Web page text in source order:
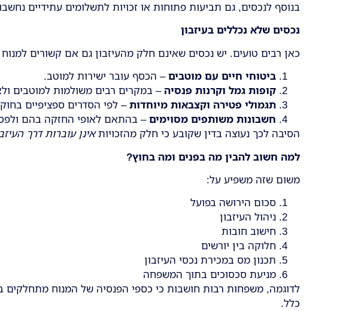
בנוסף לנכסים, גם תביעות פתוחות או זכויות לתשלומים עתידיים
נכסים שלא נכללים בעיזבון
כאן רבים טועים. יש נכסים שאינם חלק מהעיזבון גם אם קשורים
ביטוחי חיים עם מוטבים– הכסף עובר ישירות למוטב.
קופות גמל וקרנות פנסיה – במקרים רבים משולמות למוטבים
תגמולי פטירה וקצבאות מיוחדות– לפי הסדרים ספציפיים
חשבונות משותפים מסוימים– בהתאם לאופי החזקה בהם
הסיבה לכך נעוצה בדין שקובע כי חלק מהזכויותאינן עוברות דרך
למה חשוב להבין מה בפנים ומה בחוץ?
משום שזה משפיע על:
סכום הירושה בפועל
ניהול העיזבון
חישוב חובות
חלוקה בין יורשים
תכנון מס במכירת נכסי העיזבון
מניעת סכסוכים בתוך המשפחה
לדוגמה, משפחות רבות חושבות כי כספי הפנסיה של המנוח מתחלקים
כלל.